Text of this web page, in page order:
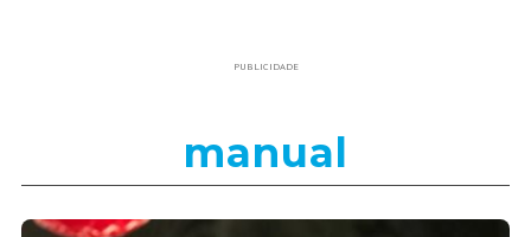
PUBLICIDADE
manual